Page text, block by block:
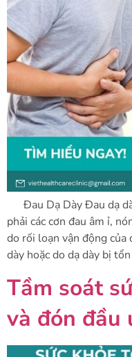
Đau Dạ Dày Đau dạ
phải các cơn đau âm ỉ,
do rối loạn vận động của
dày hoặc do dạ dày bị
Tầm soát
và đón đầu